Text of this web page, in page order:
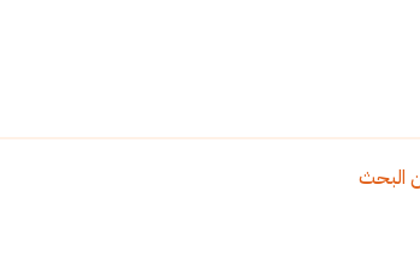
البحث